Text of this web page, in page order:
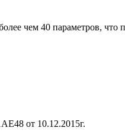
чем 40 параметров, что
от 10.12.2015г.